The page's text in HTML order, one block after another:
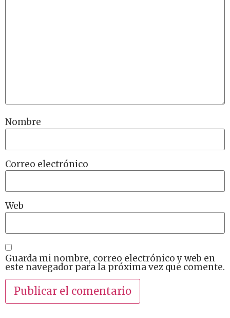
Nombre
Correo electrónico
Web
Guarda mi nombre, correo electrónico y web en
este navegador para la próxima vez que comente.